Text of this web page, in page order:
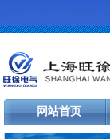
网站首页